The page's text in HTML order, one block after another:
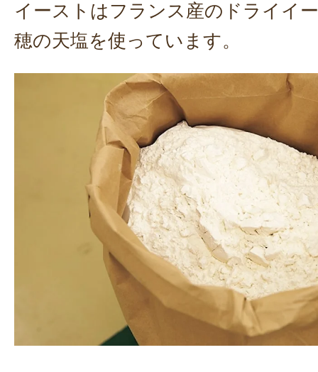
イーストはフランス産のドライイ
穂の天塩を使っています。